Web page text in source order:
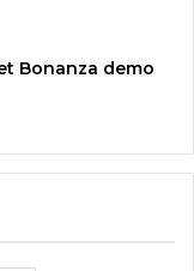
Bonanza demo